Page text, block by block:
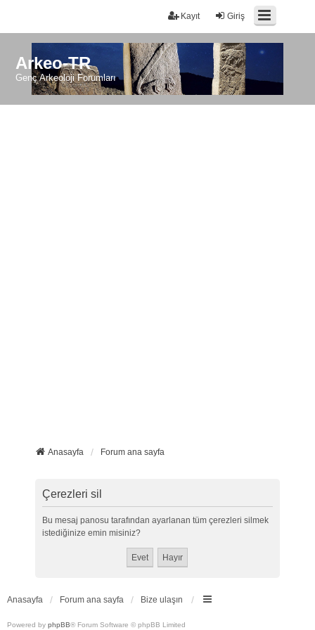
Giriş
Kayıt
Arkeo-TR
Genç Arkeoloji Forumları
Anasayfa Forum ana sayfa
Çerezleri sil
Bu mesaj panosu tarafından ayarlanan tüm çerezleri silmek
istediğinize emin misiniz?
Anasayfa Forum ana sayfa Bize ulaşın
Powered by phpBB® Forum Software © phpBB Limited